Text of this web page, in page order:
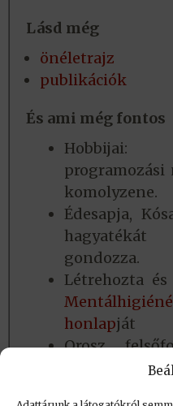
Lásd még
önéletrajz
publikációk
És ami még fontos
Hobbijai:
programozási
komolyzene.
Édesapja,
gondozza.
Létrehozta
honlapját
Orosz
francia